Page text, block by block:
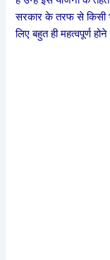
सरकार के तरफ से किसी
लिए बहुत ही महत्वपूर्ण होने